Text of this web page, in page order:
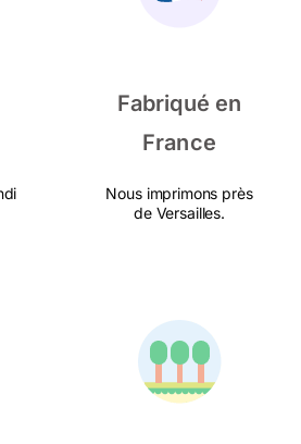
Fabriqué en
France
Nous imprimons près
de Versailles.